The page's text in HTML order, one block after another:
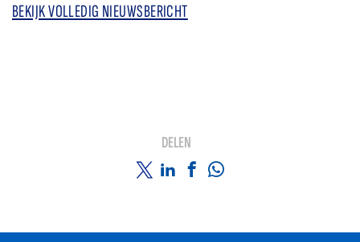
BEKIJK VOLLEDIG NIEUWSBERICHT
DELEN